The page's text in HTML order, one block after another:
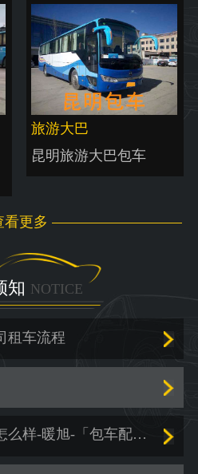
旅游大巴
昆明旅游大巴包车
看更多
知 NOTICE
租车流程
昆明高铁站租车公司怎么样-暖旭-「包车配司机」